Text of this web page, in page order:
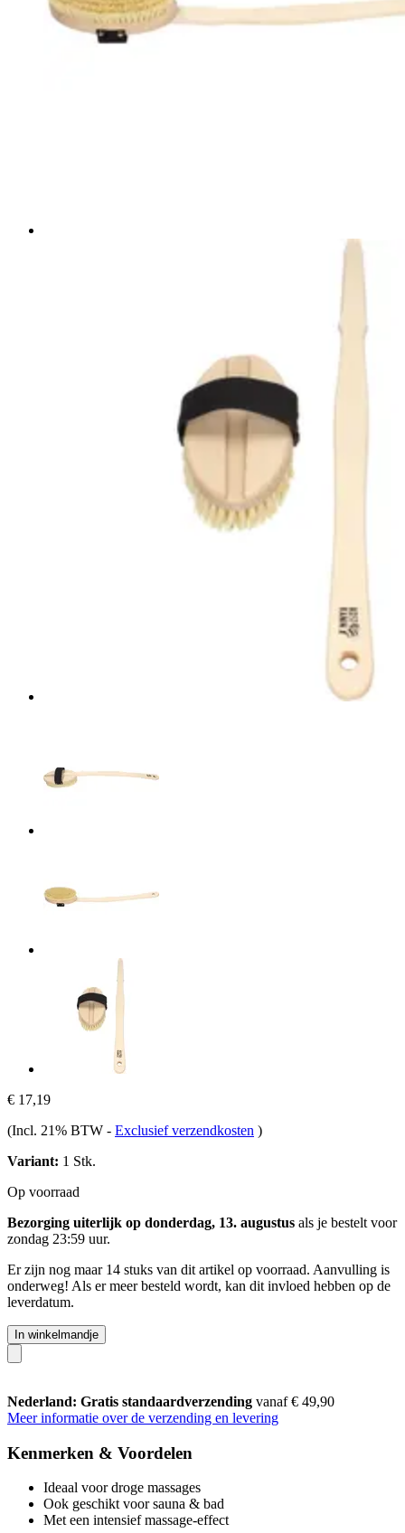
€ 17,19
(Incl. 21% BTW - Exclusief verzendkosten )
Variant: 1 Stk.
Op voorraad
Bezorging uiterlijk op donderdag, 13. augustus als je bestelt voor
zondag 23:59 uur.
Er zijn nog maar 14 stuks van dit artikel op voorraad. Aanvulling is
onderweg! Als er meer besteld wordt, kan dit invloed hebben op de
leverdatum.
In winkelmandje
Nederland: Gratis standaardverzending vanaf € 49,90
Meer informatie over de verzending en levering
Kenmerken & Voordelen
Ideaal voor droge massages
Ook geschikt voor sauna & bad
Met een intensief massage-effect